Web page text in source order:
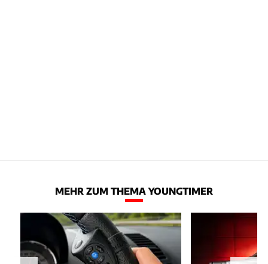
MEHR ZUM THEMA YOUNGTIMER